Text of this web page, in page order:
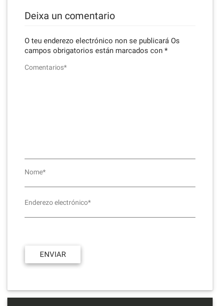
Deixa un comentario
O teu enderezo electrónico non se publicará Os
campos obrigatorios están marcados con *
Comentarios*
Nome*
Enderezo electrónico*